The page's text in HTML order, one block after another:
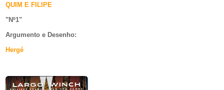
QUIM E FILIPE
"Nº1"
Argumento e Desenho:
Hergé